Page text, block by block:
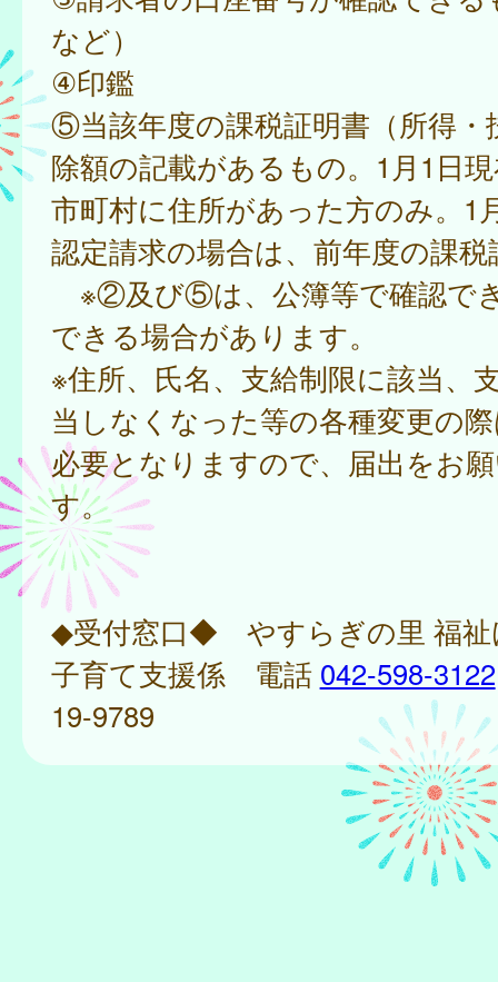
など）
④印鑑
⑤当該年度の課税証明書（所得・
除額の記載があるもの。1月1日
市町村に住所があった方のみ。1
認定請求の場合は、前年度の課税
※②及び⑤は、公簿等で確認で
できる場合があります。
※住所、氏名、支給制限に該当、
当しなくなった等の各種変更の
必要となりますので、届出をお
す。
◆受付窓口◆ やすらぎの里 福祉
子育て支援係 電話 042-598-3122
19-9789